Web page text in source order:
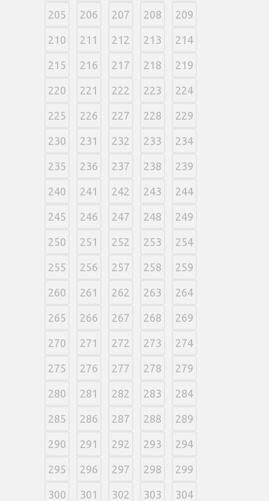
205 206 207 208 209
210 211 212 213 214
215 216 217 218 219
220 221 222 223 224
225 226 227 228 229
230 231 232 233 234
235 236 237 238 239
240 241 242 243 244
245 246 247 248 249
250 251 252 253 254
255 256 257 258 259
260 261 262 263 264
265 266 267 268 269
270 271 272 273 274
275 276 277 278 279
280 281 282 283 284
285 286 287 288 289
290 291 292 293 294
295 296 297 298 299
300 301 302 303 304